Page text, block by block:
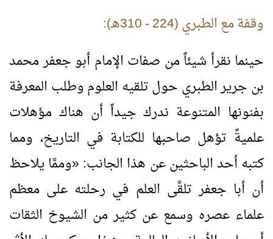
وقفة مع الطبري (224 - 310هـ):
حينما نقرأ شيئاً من صفات الإمام أبو جعفر محمد
بن جرير الطبري حول تلقيه العلوم وطلب المعرفة
بفنونها المتنوعة ندرك جيداً أن هناك مؤهلات
علميةً تؤهل صاحبها للكتابة في التاريخ، ومما
كتبه أحد الباحثين عن هذا الجانب: «وممَّا يلاحظ
أن أبا جعفر تلقَّى العلم في رحلته على معظم
علماء عصره وسمع عن كثير من الشيوخ الثقات